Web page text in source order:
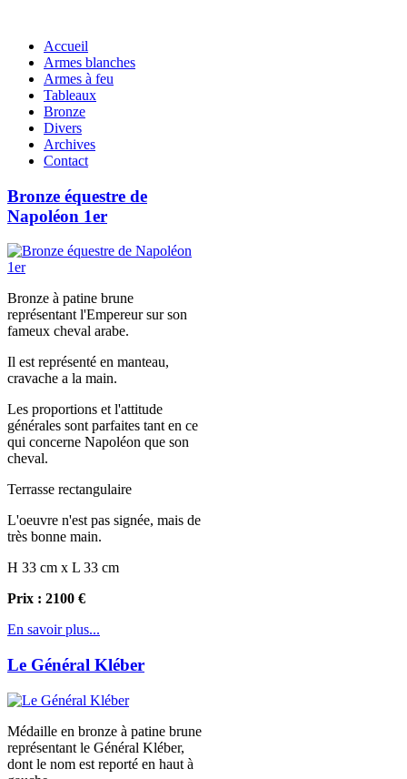
Accueil
Armes blanches
Armes à feu
Tableaux
Bronze
Divers
Archives
Contact
Bronze équestre de
Napoléon 1er
Bronze à patine brune
représentant l'Empereur sur son
fameux cheval arabe.
Il est représenté en manteau,
cravache a la main.
Les proportions et l'attitude
générales sont parfaites tant en ce
qui concerne Napoléon que son
cheval.
Terrasse rectangulaire
L'oeuvre n'est pas signée, mais de
très bonne main.
H 33 cm x L 33 cm
Prix : 2100 €
En savoir plus...
Le Général Kléber
Médaille en bronze à patine brune
représentant le Général Kléber,
dont le nom est reporté en haut à